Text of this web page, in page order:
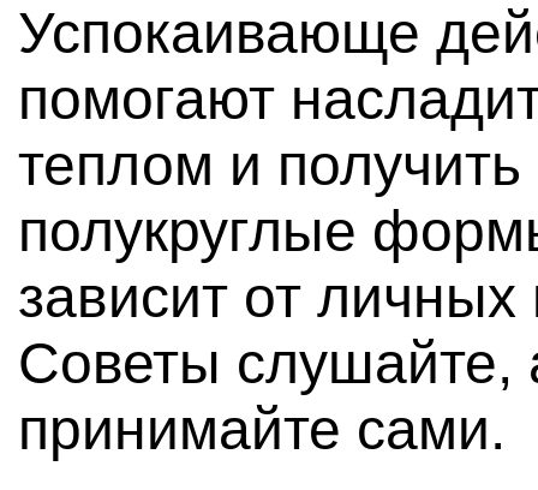
Успокаивающе
помогают
теплом и
полукруглые
зависит от
Советы слушайте,
принимайте сами.